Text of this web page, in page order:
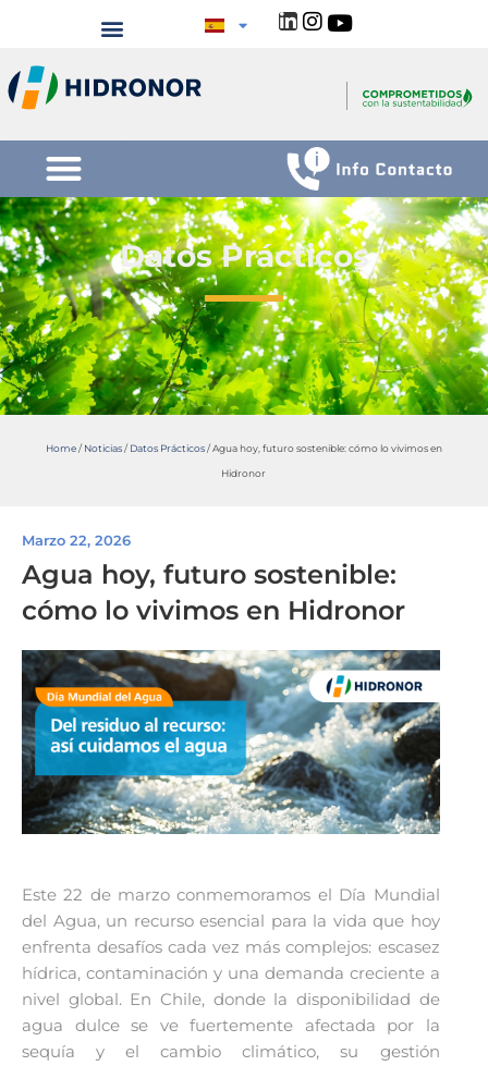
Datos Prácticos
Home/ Noticias/ Datos Prácticos/Agua hoy, futuro sostenible: cómo lo vivimos en
Hidronor
Marzo 22, 2026
Agua hoy, futuro sostenible:
cómo lo vivimos en Hidronor
Este 22 de marzo conmemoramos el Día Mundial
del Agua, un recurso esencial para la vida que hoy
enfrenta desafíos cada vez más complejos: escasez
hídrica, contaminación y una demanda creciente a
nivel global. En Chile, donde la disponibilidad de
agua dulce se ve fuertemente afectada por la
sequía y el cambio climático, su gestión